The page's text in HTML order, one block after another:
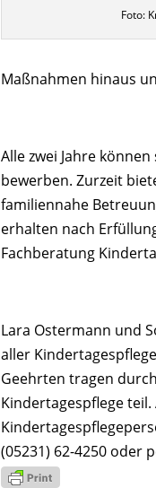
Foto:
Maßnahmen hinaus
Alle zwei Jahre
bewerben. Zurzeit
familiennahe
erhalten nach
Fachberatung
Lara Ostermann und
aller
Geehrten tragen
Kindertagespflege
(05231) 62-4250 oder